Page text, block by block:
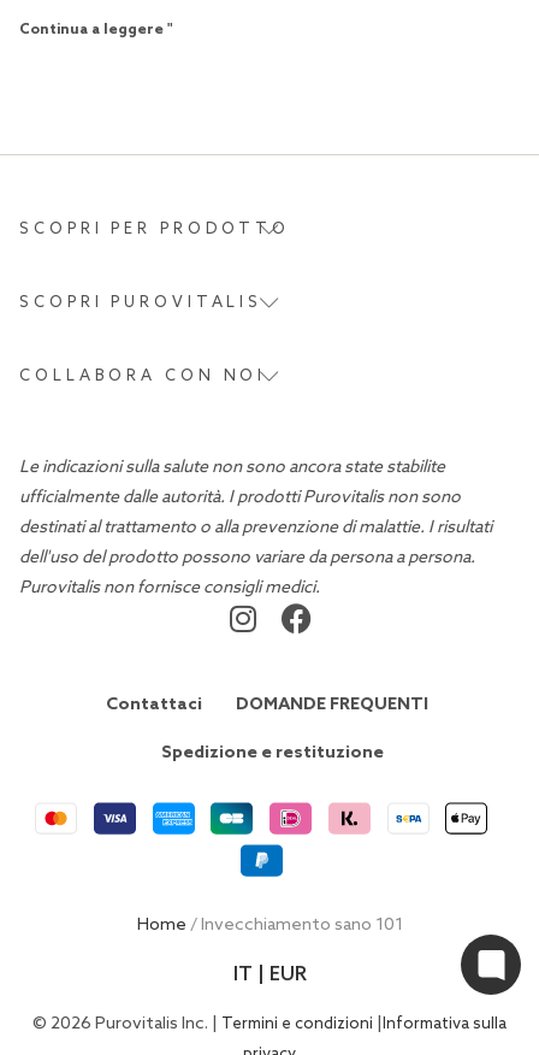
Continua a leggere "
SCOPRI PER PRODOTTO
SCOPRI PUROVITALIS
COLLABORA CON NOI
Le indicazioni sulla salute non sono ancora state stabilite
ufficialmente dalle autorità. I prodotti Purovitalis non sono
destinati al trattamento o alla prevenzione di malattie. I risultati
dell'uso del prodotto possono variare da persona a persona.
Purovitalis non fornisce consigli medici.
Contattaci DOMANDE FREQUENTI
Spedizione e restituzione
Home / Invecchiamento sano 101
IT | EUR
© 2026 Purovitalis Inc. | Termini e condizioni
Informativa sulla